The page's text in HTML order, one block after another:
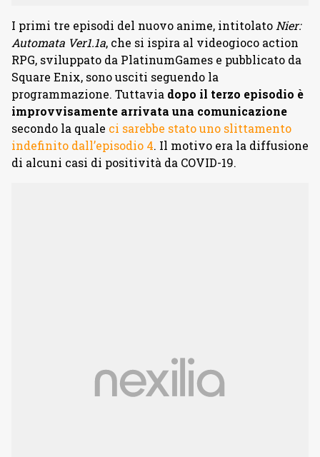
I primi tre episodi del nuovo anime, intitolatoNier:
Automata Ver1.1a, che si ispira al videogioco action
RPG, sviluppato da PlatinumGames e pubblicato da
Square Enix, sono usciti seguendo la
programmazione. Tuttavia dopo il terzo episodio è
improvvisamente arrivata una comunicazione
secondo la quale ci sarebbe stato uno slittamento
indefinito dall’episodio 4. Il motivo era la diffusione
di alcuni casi di positività da COVID-19.